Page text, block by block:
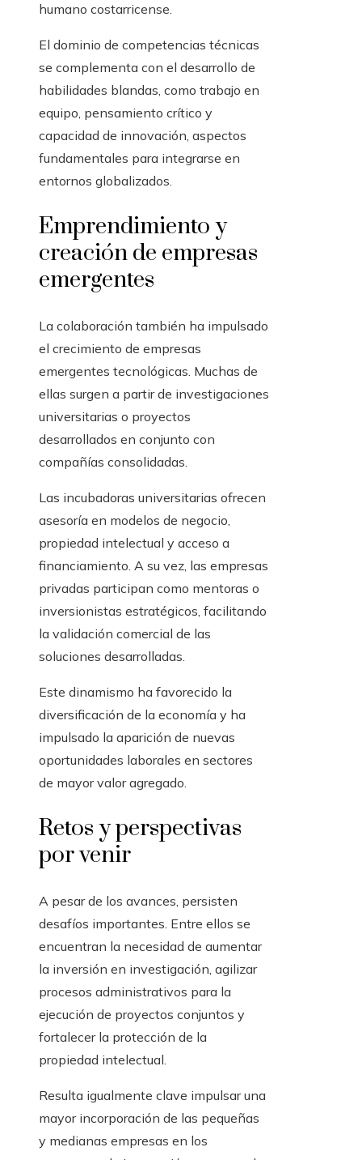
humano costarricense.
El dominio de competencias técnicas
se complementa con el desarrollo de
habilidades blandas, como trabajo en
equipo, pensamiento crítico y
capacidad de innovación, aspectos
fundamentales para integrarse en
entornos globalizados.
Emprendimiento y
creación de empresas
emergentes
La colaboración también ha impulsado
el crecimiento de empresas
emergentes tecnológicas. Muchas de
ellas surgen a partir de investigaciones
universitarias o proyectos
desarrollados en conjunto con
compañías consolidadas.
Las incubadoras universitarias ofrecen
asesoría en modelos de negocio,
propiedad intelectual y acceso a
financiamiento. A su vez, las empresas
privadas participan como mentoras o
inversionistas estratégicos, facilitando
la validación comercial de las
soluciones desarrolladas.
Este dinamismo ha favorecido la
diversificación de la economía y ha
impulsado la aparición de nuevas
oportunidades laborales en sectores
de mayor valor agregado.
Retos y perspectivas
por venir
A pesar de los avances, persisten
desafíos importantes. Entre ellos se
encuentran la necesidad de aumentar
la inversión en investigación, agilizar
procesos administrativos para la
ejecución de proyectos conjuntos y
fortalecer la protección de la
propiedad intelectual.
Resulta igualmente clave impulsar una
mayor incorporación de las pequeñas
y medianas empresas en los